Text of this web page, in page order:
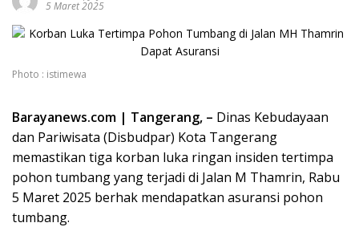
5 Maret 2025
Photo : istimewa
Barayanews.com | Tangerang, – Dinas Kebudayaan
dan Pariwisata (Disbudpar) Kota Tangerang
memastikan tiga korban luka ringan insiden tertimpa
pohon tumbang yang terjadi di Jalan M Thamrin, Rabu
5 Maret 2025 berhak mendapatkan asuransi pohon
tumbang.